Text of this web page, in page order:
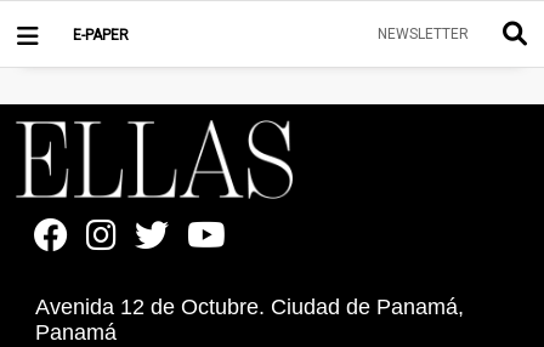
E-PAPER NEWSLETTER
Avenida 12 de Octubre. Ciudad de Panamá,
Panamá